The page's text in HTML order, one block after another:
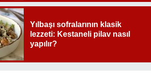
Yılbaşı sofralarının klasik
lezzeti: Kestaneli pilav nasıl
yapılır?